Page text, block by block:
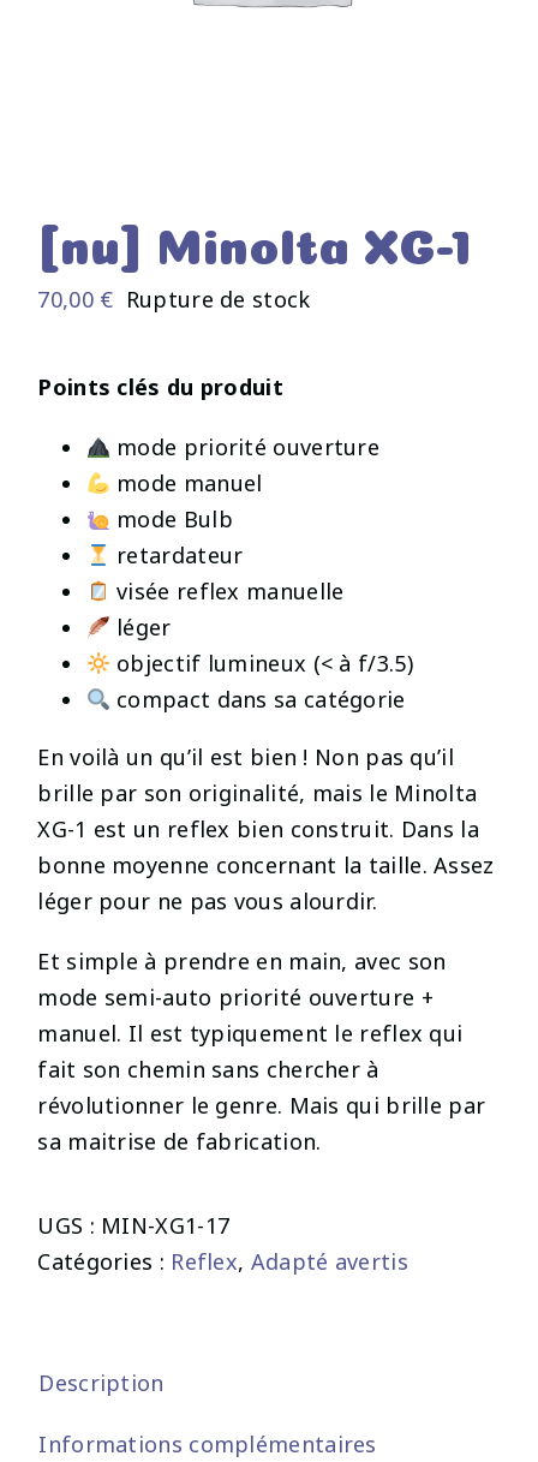
[nu] Minolta XG-1
70,00 € Rupture de stock
Points clés du produit
mode priorité ouverture
mode manuel
mode Bulb
retardateur
visée reflex manuelle
léger
objectif lumineux (< à f/3.5)
compact dans sa catégorie
En voilà un qu’il est bien ! Non pas qu’il
brille par son originalité, mais le Minolta
XG-1 est un reflex bien construit. Dans la
bonne moyenne concernant la taille. Assez
léger pour ne pas vous alourdir.
Et simple à prendre en main, avec son
mode semi-auto priorité ouverture +
manuel. Il est typiquement le reflex qui
fait son chemin sans chercher à
révolutionner le genre. Mais qui brille par
sa maitrise de fabrication.
UGS : MIN-XG1-17
Catégories : Reflex, Adapté avertis
Description
Informations complémentaires